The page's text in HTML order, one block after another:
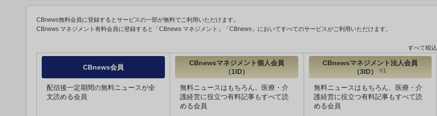
CBnews無料会員に登録するとサービスの一部が無料でご利用いただけます。
CBnews マネジメント有料会員に登録すると「CBnews マネジメント」「CBnews」においてすべてのサービスがご利用いただけます。
すべて税込
CBnews会員
配信後一定期間の無料ニュースが全
文読める会員
CBnewsマネジメント個人会員
（1ID）
無料ニュースはもちろん、医療・介
護経営に役立つ有料記事もすべて読
める会員
CBnewsマネジメント法人会員
（3ID）
※1
無料ニュースはもちろん、医療・介
護経営に役立つ有料記事もすべて読
める会員